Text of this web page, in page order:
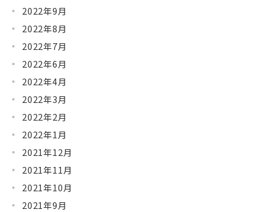
2022年9月
2022年8月
2022年7月
2022年6月
2022年4月
2022年3月
2022年2月
2022年1月
2021年12月
2021年11月
2021年10月
2021年9月